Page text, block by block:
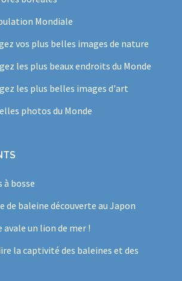
Mondiale
vos plus belles images de nature
les plus beaux endroits du Monde
les plus belles images d'art
photos du Monde
à bosse
de baleine découverte au Japon
avale un lion de mer !
la captivité des baleines et des